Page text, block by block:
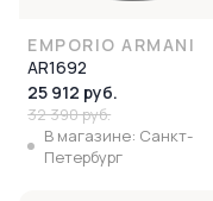
EMPORIO ARMANI
AR1692
25 912 руб.
32 390 руб.
В магазине: Санкт-
Петербург